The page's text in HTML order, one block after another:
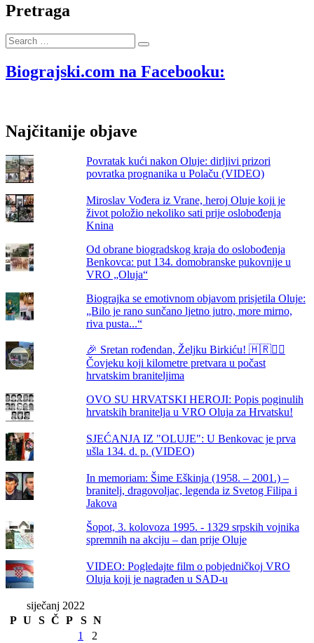
Pretraga
Search
…
Biograjski.com na Facebooku:
Najčitanije objave
Povratak kući nakon Oluje: dirljivi prizori
povratka prognanika u Polaču (VIDEO)
Miroslav Vođera iz Vrane, heroj Oluje koji je
život položio nekoliko sati prije oslobođenja
Knina
Od obrane biogradskog kraja do oslobođenja
Benkovca: put 134. domobranske pukovnije u
VRO „Oluja“
Biograjka se emotivnom objavom prisjetila Oluje:
„Bilo je rano sunčano ljetno jutro, more mirno,
riva pusta...“
🎉 Sretan rođendan, Željku Birkiću! 🇭🇷🏃‍♂️
Čovjeku koji kilometre pretvara u počast
hrvatskim braniteljima
OVO SU HRVATSKI HEROJI: Popis poginulih
hrvatskih branitelja u VRO Oluja za Hrvatsku!
SJEĆANJA IZ "OLUJE": U Benkovac je prva
ušla 134. d. p. (VIDEO)
In memoriam: Šime Eškinja (1958. – 2001.) –
branitelj, dragovoljac, legenda iz Svetog Filipa i
Jakova
Šopot, 3. kolovoza 1995. - 1329 srpskih vojnika
spremnih na akciju – dan prije Oluje
VIDEO: Pogledajte film o pobjedničkoj VRO
Oluja koji je nagrađen u SAD-u
siječanj 2022
P U S Č P S N
1
2